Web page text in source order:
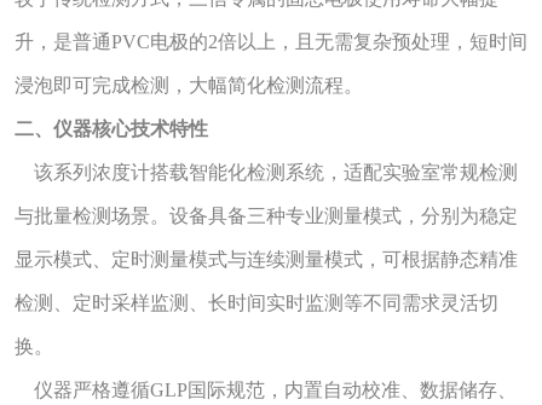
升，是普通PVC电极的2倍以上，且无需复杂预处理，短时间
浸泡即可完成检测，大幅简化检测流程。
二、仪器核心技术特性
该系列浓度计搭载智能化检测系统，适配实验室常规检测
与批量检测场景。设备具备三种专业测量模式，分别为稳定
显示模式、定时测量模式与连续测量模式，可根据静态精准
检测、定时采样监测、长时间实时监测等不同需求灵活切
换。
仪器严格遵循GLP国际规范，内置自动校准、数据储存、